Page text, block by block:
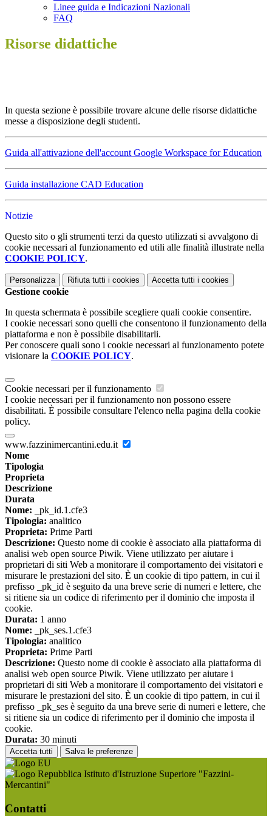
Linee guida e Indicazioni Nazionali
FAQ
Risorse didattiche
In questa sezione è possibile trovare alcune delle risorse didattiche
messe a disposizione degli studenti.
Guida all'attivazione dell'account Google Workspace for Education
Guida installazione CAD Education
Notizie
Questo sito o gli strumenti terzi da questo utilizzati si avvalgono di
cookie necessari al funzionamento ed utili alle finalità illustrate nella
COOKIE POLICY.
Personalizza Rifiuta tutti i cookies Accetta tutti i cookies
Gestione cookie
In questa schermata è possibile scegliere quali cookie consentire.
I cookie necessari sono quelli che consentono il funzionamento della
piattaforma e non è possibile disabilitarli.
Per conoscere quali sono i cookie necessari al funzionamento potete
visionare la COOKIE POLICY.
Cookie necessari per il funzionamento
I cookie necessari per il funzionamento non possono essere
disabilitati. È possibile consultare l'elenco nella pagina della cookie
policy.
www.fazzinimercantini.edu.it
Nome
Tipologia
Proprieta
Descrizione
Durata
Nome: _pk_id.1.cfe3
Tipologia: analitico
Proprieta: Prime Parti
Descrizione: Questo nome di cookie è associato alla piattaforma di
analisi web open source Piwik. Viene utilizzato per aiutare i
proprietari di siti Web a monitorare il comportamento dei visitatori e
misurare le prestazioni del sito. È un cookie di tipo pattern, in cui il
prefisso _pk_id è seguito da una breve serie di numeri e lettere, che
si ritiene sia un codice di riferimento per il dominio che imposta il
cookie.
Durata: 1 anno
Nome: _pk_ses.1.cfe3
Tipologia: analitico
Proprieta: Prime Parti
Descrizione: Questo nome di cookie è associato alla piattaforma di
analisi web open source Piwik. Viene utilizzato per aiutare i
proprietari di siti Web a monitorare il comportamento dei visitatori e
misurare le prestazioni del sito. È un cookie di tipo pattern, in cui il
prefisso _pk_ses è seguito da una breve serie di numeri e lettere, che
si ritiene sia un codice di riferimento per il dominio che imposta il
cookie.
Durata: 30 minuti
Accetta tutti Salva le preferenze
Istituto d'Istruzione Superiore "Fazzini-
Mercantini"
Contatti